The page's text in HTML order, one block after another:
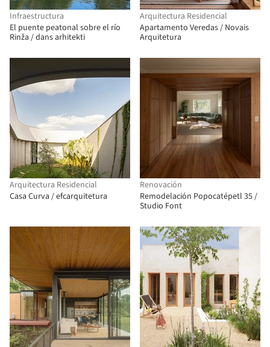
Infraestructura
El puente peatonal sobre el río
Rinža / dans arhitekti
Arquitectura Residencial
Apartamento Veredas / Novais
Arquitetura
Arquitectura Residencial
Casa Curva / efcarquitetura
Renovación
Remodelación Popocatépetl 35 /
Studio Font